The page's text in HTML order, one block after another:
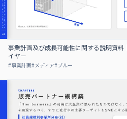
事業計画及び成⻑可能性に関する説明資料
イヤー
#事業計画#メディア#ブルー